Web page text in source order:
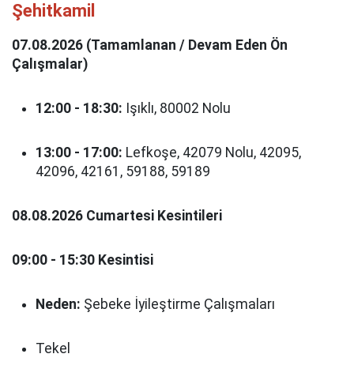
Şehitkamil
07.08.2026 (Tamamlanan / Devam Eden Ön
Çalışmalar)
12:00 - 18:30: Işıklı, 80002 Nolu
13:00 - 17:00: Lefkoşe, 42079 Nolu, 42095,
42096, 42161, 59188, 59189
08.08.2026 Cumartesi Kesintileri
09:00 - 15:30 Kesintisi
Neden: Şebeke İyileştirme Çalışmaları
Tekel